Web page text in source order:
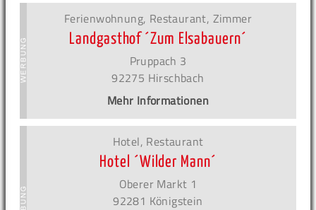
Ferienwohnung, Restaurant, Zimmer
Landgasthof ´Zum Elsabauern´
Pruppach 3
92275 Hirschbach
Mehr Informationen
Hotel, Restaurant
Hotel ´Wilder Mann´
Oberer Markt 1
92281 Königstein